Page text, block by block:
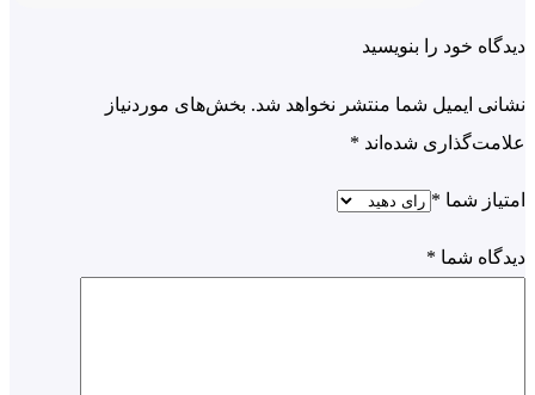
خود را بنویسید
ایمیل شما منتشر نخواهد شد. بخش‌های موردنیاز
شده‌اند*
شما *
شما *